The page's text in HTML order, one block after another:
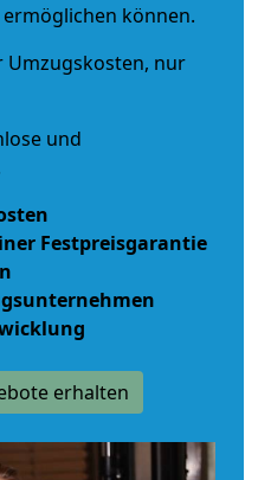
können.
Umzugskosten, nur
und
Festpreisgarantie
erhalten